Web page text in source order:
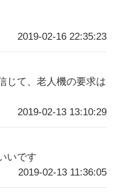
2019-02-16 22:35:23
じて、老人機の要求は
2019-02-13 13:10:29
いです
2019-02-13 11:36:05